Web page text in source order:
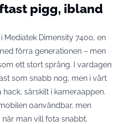
pigg, ibland
Dimensity 7400, en
förra generationen – men
ett stort språng. I vardagen
som snabb nog, men i vårt
särskilt i kameraappen.
oanvändbar, men
man vill fota snabbt.